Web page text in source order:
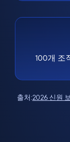
100개 조
출처:2026 신원